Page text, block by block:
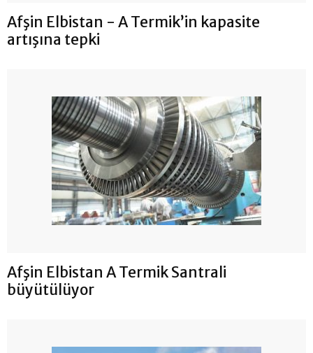
Afşin Elbistan - A Termik’in kapasite
artışına tepki
Afşin Elbistan A Termik Santrali
büyütülüyor